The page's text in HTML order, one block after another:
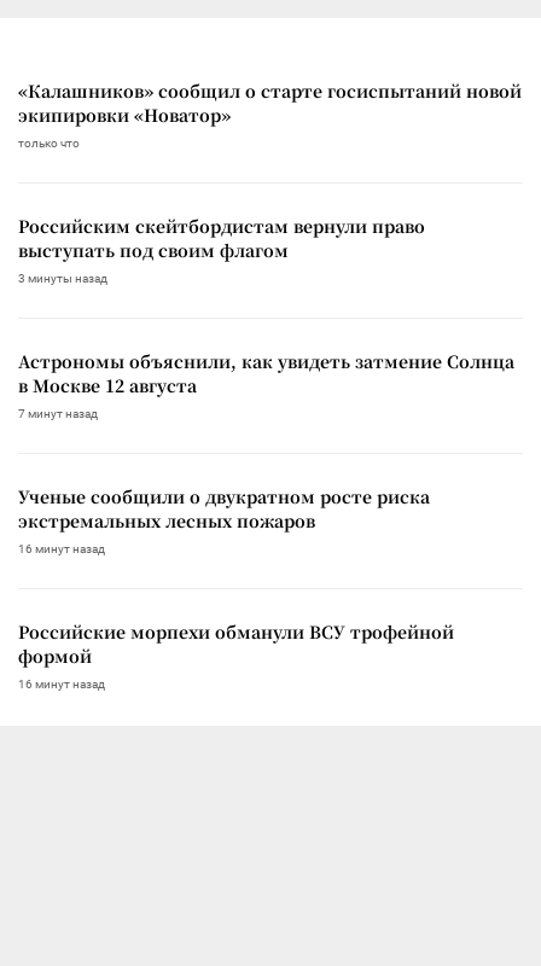
«Калашников» сообщил о старте госиспытаний новой
экипировки «Новатор»
только что
Российским скейтбордистам вернули право
выступать под своим флагом
3 минуты назад
Астрономы объяснили, как увидеть затмение Солнца
в Москве 12 августа
7 минут назад
Ученые сообщили о двукратном росте риска
экстремальных лесных пожаров
16 минут назад
Российские морпехи обманули ВСУ трофейной
формой
16 минут назад